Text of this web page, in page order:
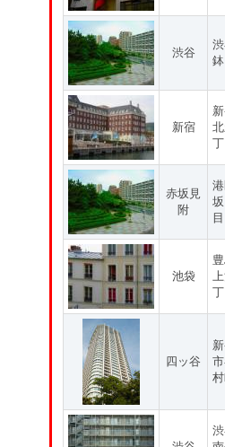
渋谷
新宿
赤坂見
附
目
池袋
四ッ谷